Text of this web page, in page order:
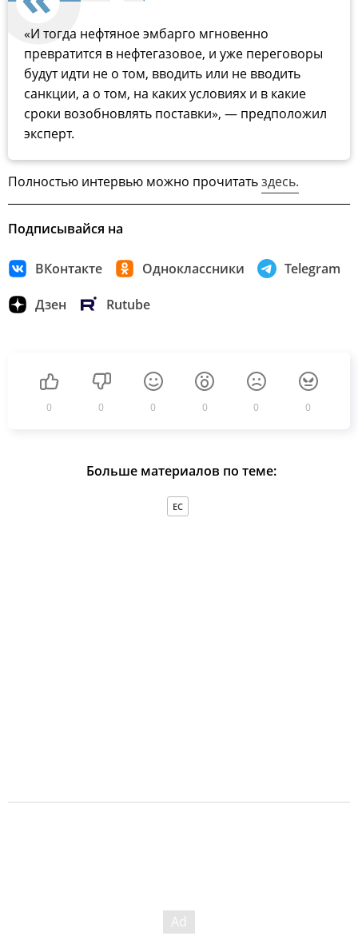
«И тогда нефтяное эмбарго мгновенно
превратится в нефтегазовое, и уже переговоры
будут идти не о том, вводить или не вводить
санкции, а о том, на каких условиях и в какие
сроки возобновлять поставки», — предположил
эксперт.
Полностью интервью можно прочитатьздесь.
Подписывайся на
ВКонтакте Одноклассники Telegram
Дзен Rutube
0 0 0 0 0 0
Больше материалов по теме:
ЕС